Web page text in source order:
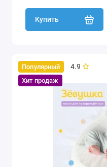
Купить
Популярный
Хит продаж
4.9